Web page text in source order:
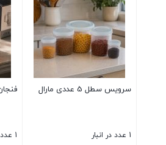
جا قاشقی چوب روس گلدوود فرنچ پرس 600 سی سی